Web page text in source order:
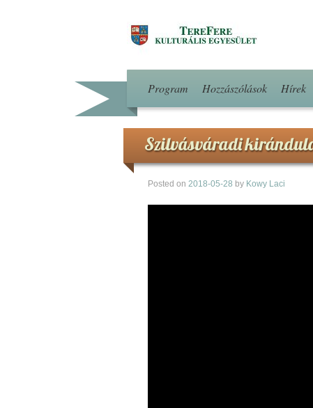
Program Hozzászólások Hírek
Szilvásváradi
Posted on 2018-05-28 by Kowy Laci